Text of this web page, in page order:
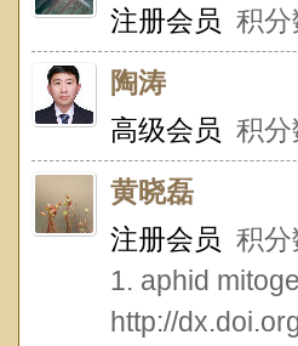
注册会员 积分
陶涛
高级会员 积分
黄晓磊
注册会员 积分
1. aphid
http://